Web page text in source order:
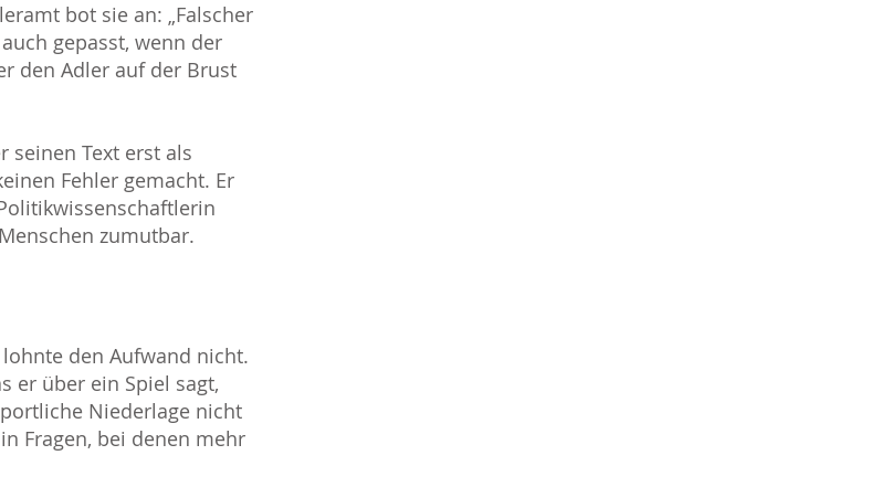
bot sie an: „Falscher
gepasst, wenn der
den Adler auf der Brust
seinen Text erst als
Fehler gemacht. Er
zumutbar.
den Aufwand nicht.
er über ein Spiel sagt,
Niederlage nicht
Fragen, bei denen mehr